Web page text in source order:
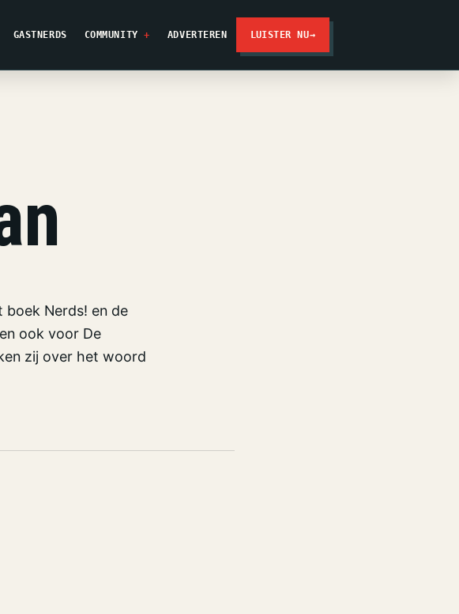
GASTNERDS COMMUNITY ADVERTEREN LUISTER NU→
boek Nerds! en de
ook voor De
zij over het woord